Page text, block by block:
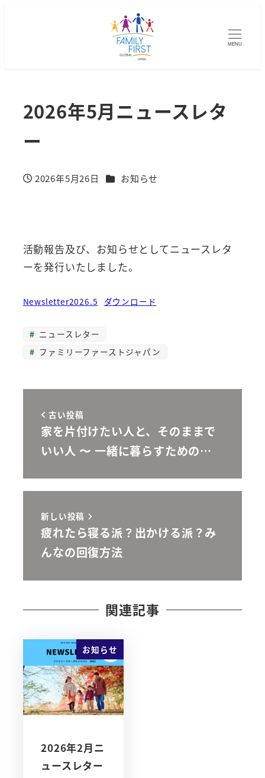
MENU
2026年5月ニュースレタ
ー
投稿日
2026年5月26日 カテゴリー
お知らせ
活動報告及び、お知らせとしてニュースレタ
ーを発行いたしました。
Newsletter2026.5 ダウンロード
ニュースレター
ファミリーファーストジャパン
古い投稿
家を片付けたい人と、そのままで
いい人 〜 一緒に暮らすための…
新しい投稿
疲れたら寝る派？出かける派？み
んなの回復方法
関連記事
お知らせ
2026年2月ニ
ュースレター